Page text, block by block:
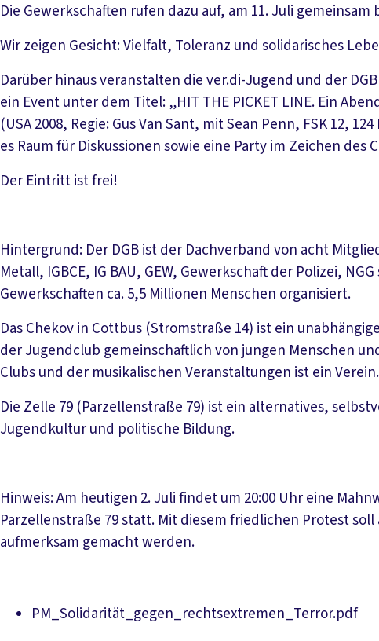
Die Gewerkschaften rufen dazu auf, am 11. Juli
Wir zeigen Gesicht: Vielfalt, Toleranz und solidarisches
Darüber hinaus veranstalten die ver.di-Jugend und der
ein Event unter dem Titel: „HIT THE PICKET LINE. Ein
(USA 2008, Regie: Gus Van Sant, mit Sean Penn, FSK 12,
es Raum für Diskussionen sowie eine Party im Zeichen des
Der Eintritt ist frei!
Hintergrund: Der DGB ist der Dachverband von acht
Metall, IGBCE, IG BAU, GEW, Gewerkschaft der Polizei,
Gewerkschaften ca. 5,5 Millionen Menschen organisiert.
Das Chekov in Cottbus (Stromstraße 14) ist ein
der Jugendclub gemeinschaftlich von jungen Menschen
Clubs und der musikalischen Veranstaltungen ist ein Verein.
Die Zelle 79 (Parzellenstraße 79) ist ein alternatives,
Jugendkultur und politische Bildung.
Hinweis: Am heutigen 2. Juli findet um 20:00 Uhr eine
Parzellenstraße 79 statt. Mit diesem friedlichen Protest
aufmerksam gemacht werden.
PM_Solidarität_gegen_rechtsextremen_Terror.pdf